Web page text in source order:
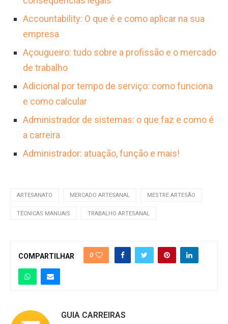
Accountability: O que é e como aplicar na sua
empresa
Açougueiro: tudo sobre a profissão e o mercado
de trabalho
Adicional por tempo de serviço: como funciona
e como calcular
Administrador de sistemas: o que faz e como é
a carreira
Administrador: atuação, função e mais!
ARTESANATO MERCADO ARTESANAL MESTRE ARTESÃO
TÉCNICAS MANUAIS TRABALHO ARTESANAL
COMPARTILHAR 0
GUIA CARREIRAS